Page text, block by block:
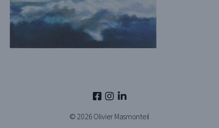
© 2026 Olivier Masmonteil